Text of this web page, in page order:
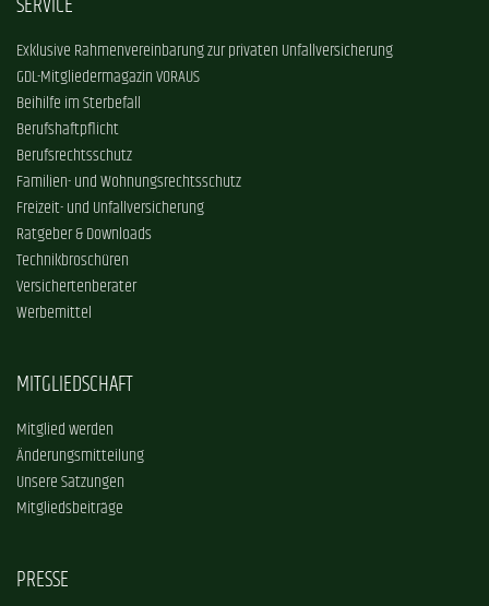
Exklusive Rahmenvereinbarung zur privaten Unfallversicherung
GDL-Mitgliedermagazin VORAUS
Beihilfe im Sterbefall
Berufshaftpflicht
Berufsrechtsschutz
Familien- und Wohnungsrechtsschutz
Freizeit- und Unfallversicherung
Ratgeber & Downloads
Technikbroschüren
Versichertenberater
Werbemittel
MITGLIEDSCHAFT
Mitglied werden
Änderungsmitteilung
Unsere Satzungen
Mitgliedsbeiträge
PRESSE